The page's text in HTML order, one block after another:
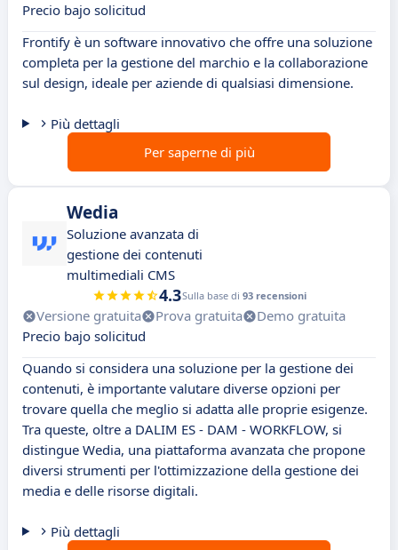
Precio bajo solicitud
Frontify è un software innovativo che offre una soluzione
completa per la gestione del marchio e la collaborazione
sul design, ideale per aziende di qualsiasi dimensione.
Più dettagli
Per saperne di più
Wedia
Soluzione avanzata di
gestione dei contenuti
multimediali CMS
4.3Sulla base di 93 recensioni
Versione gratuita Prova gratuita
Demo gratuita
Precio bajo solicitud
Quando si considera una soluzione per la gestione dei
contenuti, è importante valutare diverse opzioni per
trovare quella che meglio si adatta alle proprie esigenze.
Tra queste, oltre a DALIM ES - DAM - WORKFLOW, si
distingue Wedia, una piattaforma avanzata che propone
diversi strumenti per l'ottimizzazione della gestione dei
media e delle risorse digitali.
Più dettagli